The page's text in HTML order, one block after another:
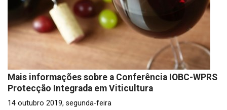
Mais informações sobre a Conferência IOBC-WPRS
Protecção Integrada em Viticultura
14 outubro 2019, segunda-feira